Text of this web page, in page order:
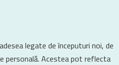
legate de începuturi noi, de
personală. Acestea pot reflecta